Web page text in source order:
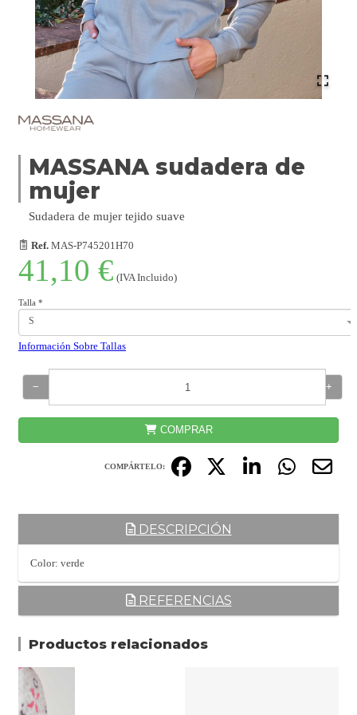
MASSANA sudadera de
mujer
Sudadera de mujer tejido suave
Ref. MAS-P745201H70
41,10 € (IVA Incluido)
Talla *
S
Información Sobre Tallas
− +
COMPRAR
COMPÁRTELO:
DESCRIPCIÓN
Color: verde
REFERENCIAS
Productos relacionados